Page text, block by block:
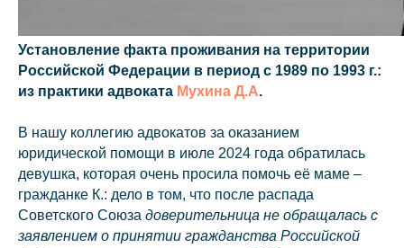
Установление факта проживания на территории
Российской Федерации в период с 1989 по 1993 г.:
из практики адвоката Мухина Д.А.
В нашу коллегию адвокатов за оказанием
юридической помощи в июле 2024 года обратилась
девушка, которая очень просила помочь её маме –
гражданке К.: дело в том, что после распада
Советского Союза доверительница не обращалась с
заявлением о принятии гражданства Российской